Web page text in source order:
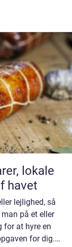
havet
lejlighed, så
på et eller
for at hyre en
for dig.